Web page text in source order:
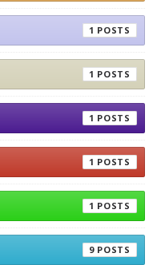
1
1
1
1
1
9